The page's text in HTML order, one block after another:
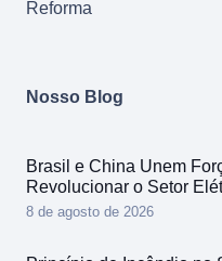
Reforma
Nosso Blog
Brasil e China Unem
Revolucionar o Setor
8 de agosto de 2026